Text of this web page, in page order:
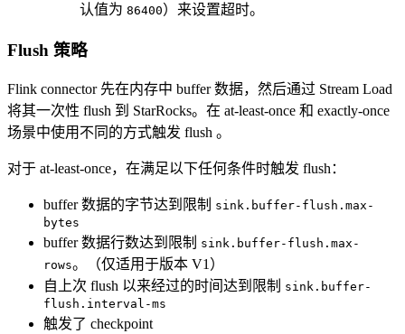
认值为 86400）来设置超时。
Flush 策略
Flink connector 先在内存中 buffer 数据，然后通过 Stream Load
将其一次性 flush 到 StarRocks。在 at-least-once 和 exactly-once
场景中使用不同的方式触发 flush 。
对于 at-least-once，在满足以下任何条件时触发 flush：
buffer 数据的字节达到限制 sink.buffer-flush.max-
bytes
buffer 数据行数达到限制 sink.buffer-flush.max-
rows。（仅适用于版本 V1）
自上次 flush 以来经过的时间达到限制 sink.buffer-
flush.interval-ms
触发了 checkpoint